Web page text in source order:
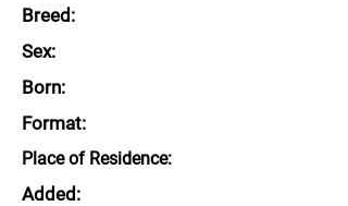
Breed:
Sex:
Born:
Format:
Place of Residence:
Added: